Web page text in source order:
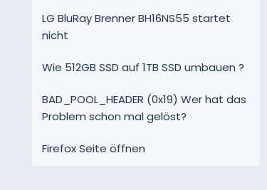
LG BluRay Brenner BH16NS55 startet
nicht
Wie 512GB SSD auf 1TB SSD umbauen ?
BAD_POOL_HEADER (0x19) Wer hat das
Problem schon mal gelöst?
Firefox Seite öffnen